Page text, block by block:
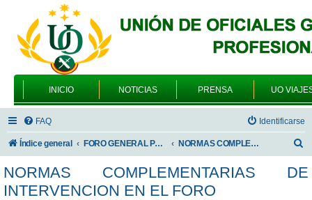
INICIO NOTICIAS PRENSA UO
FAQ Identificarse
Índice general FORO GENERAL PARA TODOS LOS USUARIOS NORMAS COMPLEMENTARIAS DE INTERVENCION EN EL FORO
s
NORMAS COMPLEMENTARIAS DE
INTERVENCION EN EL FORO